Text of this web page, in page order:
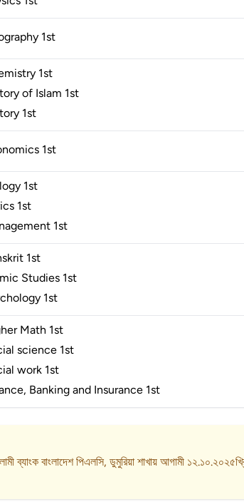
1st
1st
of Islam 1st
1st
1st
1st
1st
1st
1st
Studies 1st
1st
Math 1st
science 1st
work 1st
Banking and Insurance 1st
ব্যাংক বাংলাদেশ পিএলসি, ডুমুরিয়া শাখায় আগামী